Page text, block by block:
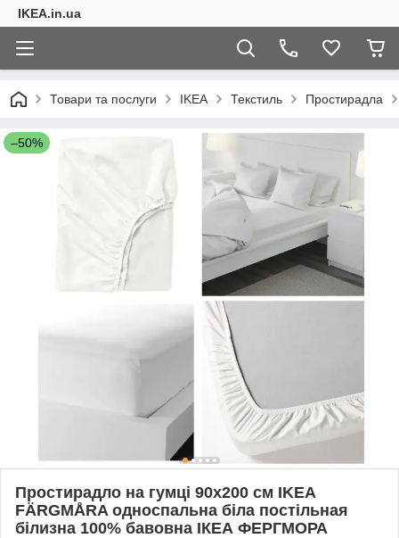
IKEA.in.ua
Товари та послуги IKEA Текстиль Простирадла
–50%
Простирадло на гумці 90x200 см IKEA
FÄRGMÅRA односпальна біла постільная
білизна 100% бавовна ІКЕА ФЕРГМОРА